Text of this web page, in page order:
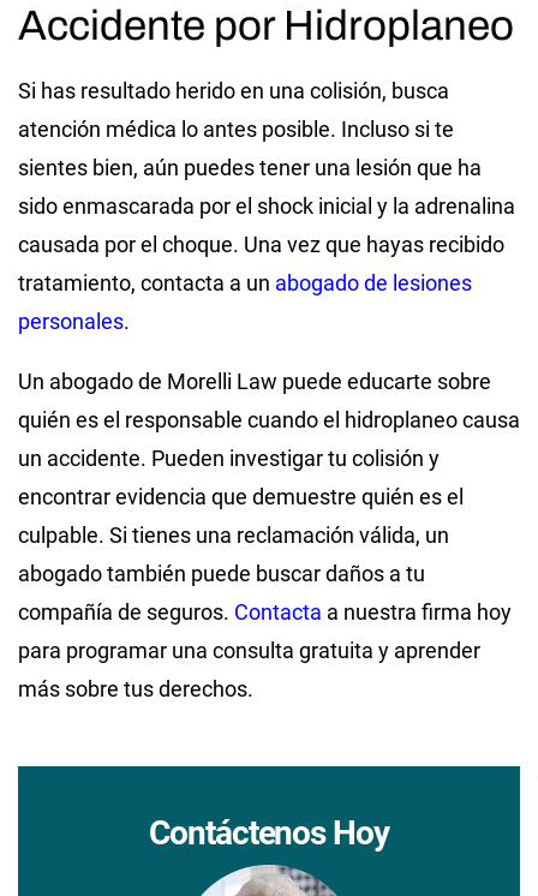
Accidente por Hidroplaneo
Si has resultado herido en una colisión, busca
atención médica lo antes posible. Incluso si te
sientes bien, aún puedes tener una lesión que ha
sido enmascarada por el shock inicial y la adrenalina
causada por el choque. Una vez que hayas recibido
tratamiento, contacta a un abogado de lesiones
personales.
Un abogado de Morelli Law puede educarte sobre
quién es el responsable cuando el hidroplaneo causa
un accidente. Pueden investigar tu colisión y
encontrar evidencia que demuestre quién es el
culpable. Si tienes una reclamación válida, un
abogado también puede buscar daños a tu
compañía de seguros. Contacta a nuestra firma hoy
para programar una consulta gratuita y aprender
más sobre tus derechos.
Contáctenos Hoy